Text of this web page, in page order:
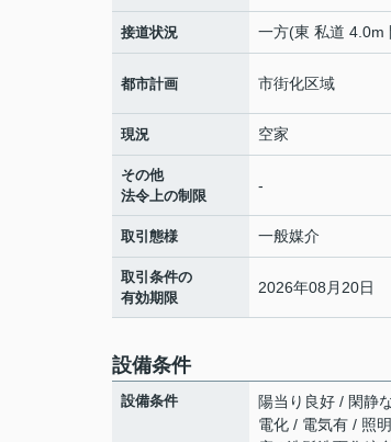
接道状況 一方(東 私道 4.0m
都市計画 市街化区域
現況 空家
その他
法令上の制限
-
取引態様 一般媒介
取引条件の
有効期限
2026年08月20日
設備条件
設備条件
陽当り良好 / 閑静
電化 / 電気有 / 照